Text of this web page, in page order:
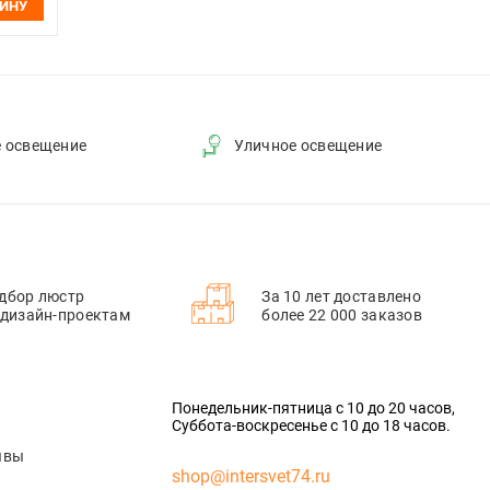
освещение Уличное освещение
люстр
проектам
За 10 лет доставлено
более 22 000 заказов
Понедельник-пятница с 10 до 20 часов,
Суббота-воскресенье с 10 до 18 часов.
shop@intersvet74.ru